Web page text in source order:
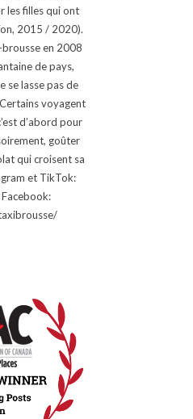
les filles qui ont
2015 / 2020).
brousse en 2008
de pays,
se lasse pas de
voyagent
d’abord pour
goûter
qui croisent sa
et TikTok: